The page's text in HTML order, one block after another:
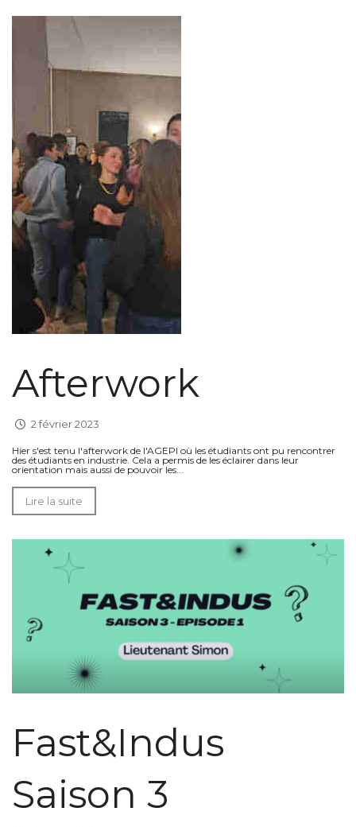
Afterwork
2 février 2023
Hier s'est tenu l'afterwork de l'AGEPI où les étudiants ont pu rencontrer
des étudiants en industrie. Cela a permis de les éclairer dans leur
orientation mais aussi de pouvoir les...
Lire la suite
Fast&Indus
Saison 3